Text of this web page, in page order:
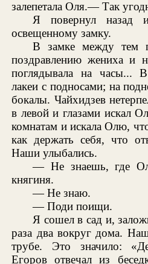
залепетала Оля.— Так
Я повернул назад
освещенному замку.
В замке между тем
поздравлению жениха и
поглядывала на часы...
лакеи с подносами; на
бокалы. Чайхидзев
в левой и глазами искал
комнатам и искала Олю,
как держать себя, что
Наши улыбались.
— Не знаешь, где
княгиня.
— Не знаю.
— Поди поищи.
Я сошел в сад и,
раза два вокруг дома.
трубе. Это значило:
Егоров отвечал из